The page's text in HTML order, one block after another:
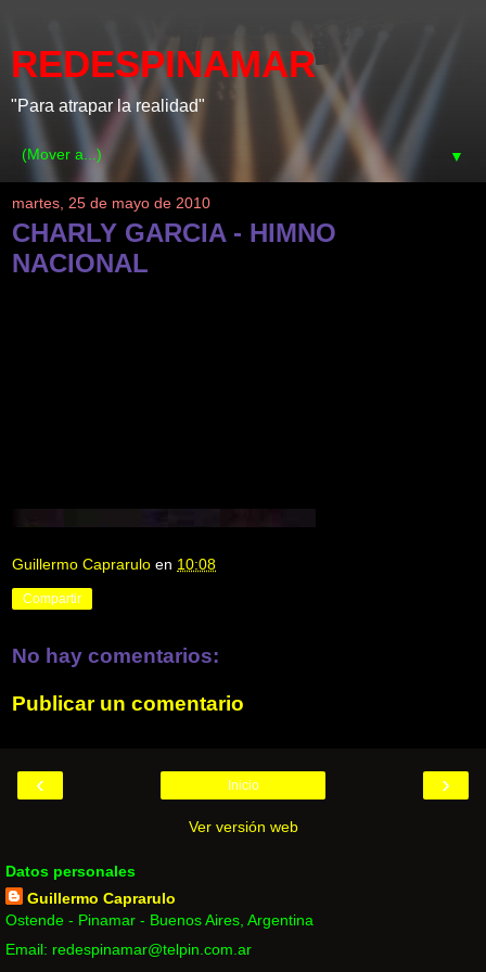
REDESPINAMAR
"Para atrapar la realidad"
▼
martes, 25 de mayo de 2010
CHARLY GARCIA - HIMNO
NACIONAL
Guillermo Caprarulo en 10:08
Compartir
No hay comentarios:
Publicar un comentario
‹ ›
Inicio
Ver versión web
Datos personales
Guillermo Caprarulo
Ostende - Pinamar - Buenos Aires, Argentina
Email: redespinamar@telpin.com.ar